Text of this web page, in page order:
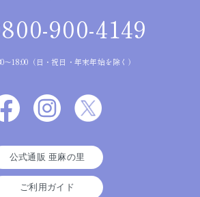
900-4149
～18:00（日・祝日・年末年始を除く）
公式通販 亜麻の里
ご利用ガイド